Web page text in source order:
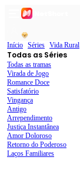
Início Séries Vida Rural
Todas as Séries
Todas as tramas
Virada de Jogo
Romance Doce
Satisfatório
Vingança
Antigo
Arrependimento
Justiça Instantânea
Amor Doloroso
Retorno do Poderoso
Laços Familiares